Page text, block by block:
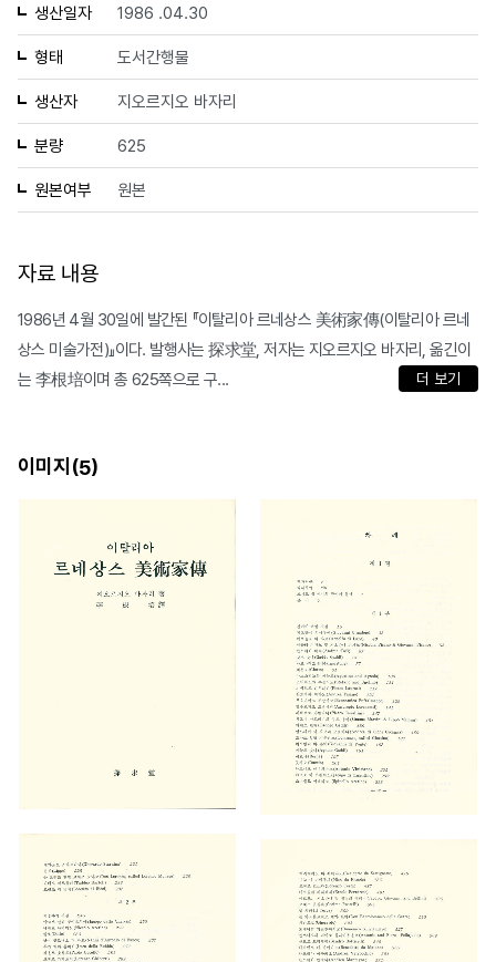
생산일자 1986 .04.30
형태 도서간행물
생산자 지오르지오 바자리
분량 625
원본여부 원본
자료 내용
1986년 4월 30일에 발간된 『이탈리아 르네상스 美術家傳(이탈리아 르네
상스 미술가전)』이다. 발행사는 探求堂, 저자는 지오르지오 바자리, 옮긴이
는 李根培이며 총 625쪽으로 구...
더 보기
이미지(5)